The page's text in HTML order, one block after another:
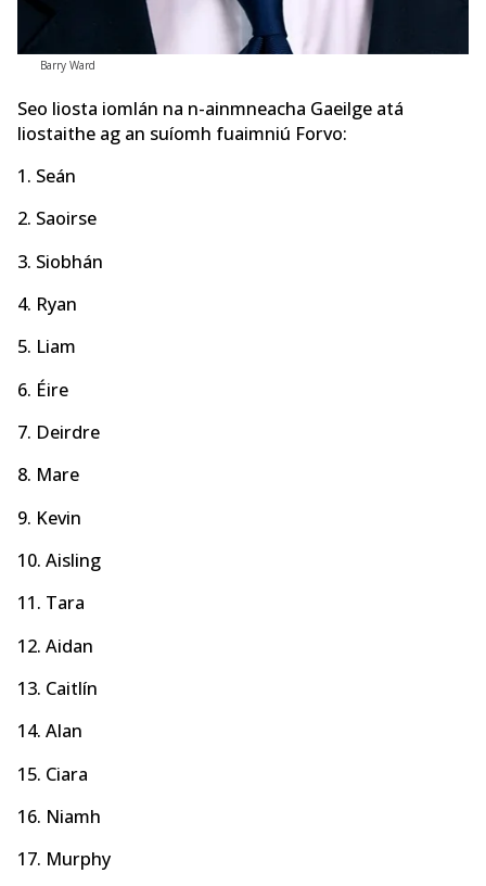
Barry Ward
Seo liosta iomlán na n-ainmneacha Gaeilge atá
liostaithe ag an suíomh fuaimniú Forvo:
1. Seán
2. Saoirse
3. Siobhán
4. Ryan
5. Liam
6. Éire
7. Deirdre
8. Mare
9. Kevin
10. Aisling
11. Tara
12. Aidan
13. Caitlín
14. Alan
15. Ciara
16. Niamh
17. Murphy